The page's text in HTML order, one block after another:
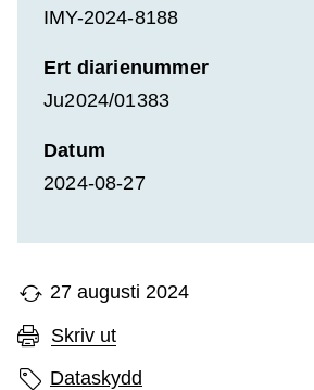
IMY-2024-8188
Ert diarienummer
Ju2024/01383
Datum
2024-08-27
27 augusti 2024
Skriv ut
Sidans etiketter
Dataskydd